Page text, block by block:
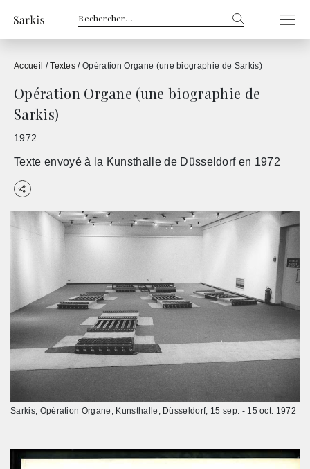
Rechercher :
Accueil /Textes /Opération Organe (une biographie de Sarkis)
Opération Organe (une biographie de
Sarkis)
1972
Texte envoyé à la Kunsthalle de Düsseldorf en 1972
Sarkis, Opération Organe, Kunsthalle, Düsseldorf, 15 sep. - 15 oct. 1972